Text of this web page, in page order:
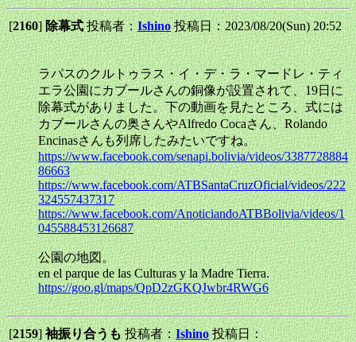
[2160]除幕式投稿者：Ishino 投稿日：2023/08/20(Sun) 20:52
ラパスのクルトゥラス・イ・デ・ラ・マードレ・ティ
エラ公園にカブールさんの銅像が設置されて、19日に
除幕式がありました。下の動画を見たところ、式には
カブールさんの奥さんやAlfredo Cocaさん、Rolando
Encinasさんも列席したみたいですね。
https://www.facebook.com/senapi.bolivia/videos/3387728884
86663
https://www.facebook.com/ATBSantaCruzOficial/videos/222
324557437317
https://www.facebook.com/AnoticiandoATBBolivia/videos/1
045588453126687
公園の地図。
en el parque de las Culturas y la Madre Tierra.
https://goo.gl/maps/QpD2zGKQJwbr4RWG6
[2159]袖振り合うも投稿者：Ishino 投稿日：